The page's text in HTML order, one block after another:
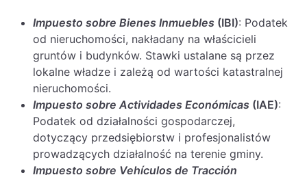
Impuesto sobre Bienes Inmuebles (IBI): Podatek
od nieruchomości, nakładany na właścicieli
gruntów i budynków. Stawki ustalane są przez
lokalne władze i zależą od wartości katastralnej
nieruchomości.
Impuesto sobre Actividades Económicas (IAE):
Podatek od działalności gospodarczej,
dotyczący przedsiębiorstw i profesjonalistów
prowadzących działalność na terenie gminy.
Impuesto sobre Vehículos de Tracción